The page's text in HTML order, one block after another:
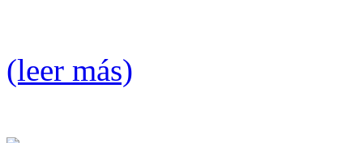
(leer más)